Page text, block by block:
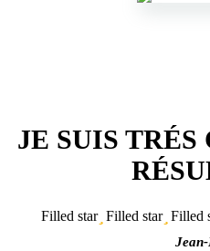
JE SUIS
Filled star Filled star Filled